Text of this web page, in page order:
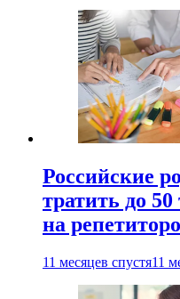
Российские
тратить до
на
11 месяцев спустя11